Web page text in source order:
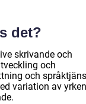
det?
skrivande och
och
och
variation av